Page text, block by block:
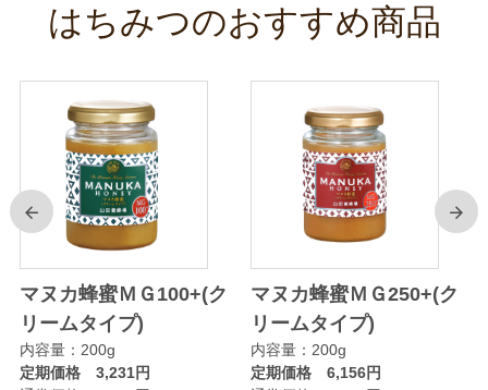
はちみつのおすすめ商品
前
マヌカ蜂蜜ＭＧ100+(ク
リームタイプ)
内容量：200g
定期価格 3,231円
マヌカ蜂蜜ＭＧ250+(ク
リームタイプ)
内容量：200g
定期価格 6,156円
次